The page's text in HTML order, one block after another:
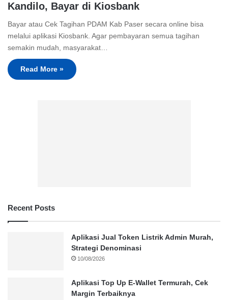
Kandilo, Bayar di Kiosbank
Bayar atau Cek Tagihan PDAM Kab Paser secara online bisa
melalui aplikasi Kiosbank. Agar pembayaran semua tagihan
semakin mudah, masyarakat…
Read More »
Recent Posts
Aplikasi Jual Token Listrik Admin Murah,
Strategi Denominasi
10/08/2026
Aplikasi Top Up E-Wallet Termurah, Cek
Margin Terbaiknya